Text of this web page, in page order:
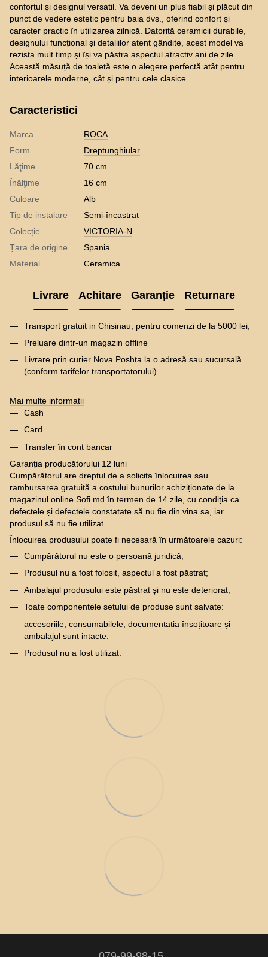
confortul și designul versatil. Va deveni un plus fiabil și plăcut din
punct de vedere estetic pentru baia dvs., oferind confort și
caracter practic în utilizarea zilnică. Datorită ceramicii durabile,
designului funcțional și detaliilor atent gândite, acest model va
rezista mult timp și își va păstra aspectul atractiv ani de zile.
Această măsuță de toaletă este o alegere perfectă atât pentru
interioarele moderne, cât și pentru cele clasice.
Caracteristici
Marca
ROCA
Form
Dreptunghiular
Lăţime
70 cm
Înălţime
16 cm
Culoare
Alb
Tip de instalare
Semi-încastrat
Colecție
VICTORIA-N
Țara de origine
Spania
Material
Ceramica
Livrare Achitare Garanție Returnare
Transport gratuit in Chisinau, pentru comenzi de la 5000 lei;
Preluare dintr-un magazin offline
Livrare prin curier Nova Poshta la o adresă sau sucursală
(conform tarifelor transportatorului).
Mai multe informatii
Cash
Card
Transfer în cont bancar
Garanția producătorului 12 luni
Cumpărătorul are dreptul de a solicita înlocuirea sau
rambursarea gratuită a costului bunurilor achiziționate de la
magazinul online Sofi.md în termen de 14 zile, cu condiția ca
defectele și defectele constatate să nu fie din vina sa, iar
produsul să nu fie utilizat.
Înlocuirea produsului poate fi necesară în următoarele cazuri:
Cumpărătorul nu este o persoană juridică;
Produsul nu a fost folosit, aspectul a fost păstrat;
Ambalajul produsului este păstrat și nu este deteriorat;
Toate componentele setului de produse sunt salvate:
accesoriile, consumabilele, documentația însoțitoare și
ambalajul sunt intacte.
Produsul nu a fost utilizat.